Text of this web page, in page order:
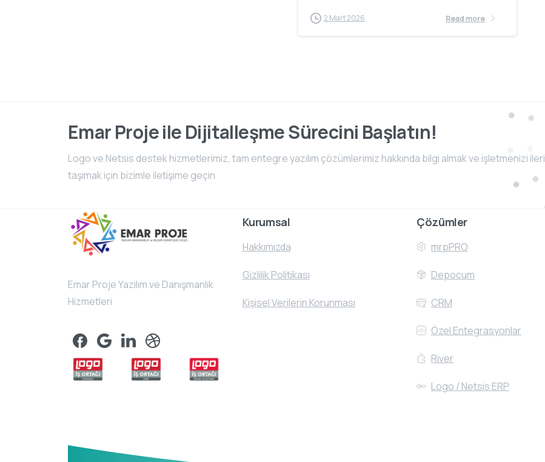
2 Mart 2026 Read more
Emar Proje ile Dijitalleşme Sürecini Başlatın!
Logo ve Netsis destek hizmetlerimiz, tam entegre yazılım çözümlerimiz hakkında bilgi almak ve işletmenizi ileri
taşımak için bizimle iletişime geçin
Emar Proje Yazılım ve Danışmanlık
Hizmetleri
Kurumsal
Hakkımızda
Gizlilik Politikası
Kişisel Verilerin Korunması
Çözümler
mrpPRO
Depocum
CRM
Özel Entegrasyonlar
River
Logo / Netsis ERP